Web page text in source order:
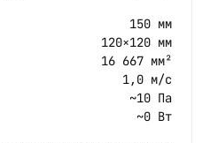
150 мм
120×120 мм
16 667 мм²
1,0 м/с
~10 Па
~0 Вт